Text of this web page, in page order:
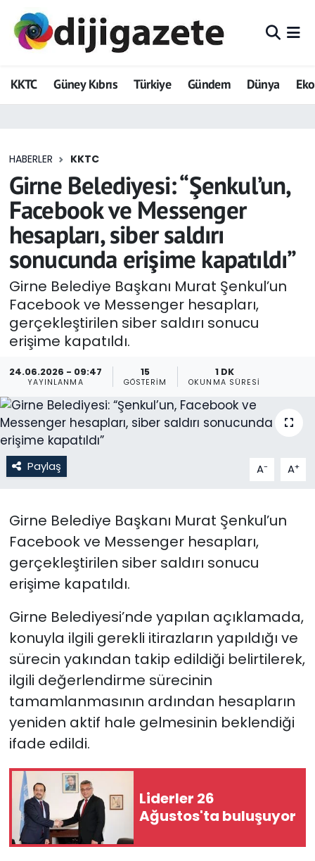
KKTC Güney Kıbrıs Türkiye Gündem Dünya
HABERLER KKTC
Girne Belediyesi: “Şenkul’un,
Facebook ve Messenger
hesapları, siber saldırı
sonucunda erişime kapatıldı”
Girne Belediye Başkanı Murat Şenkul’un
Facebook ve Messenger hesapları,
gerçekleştirilen siber saldırı sonucu
erişime kapatıldı.
24.06.2026 - 09:47
YAYINLANMA
15
GÖSTERIM
1 DK
OKUNMA SÜRESI
Paylaş A- A+
Girne Belediye Başkanı Murat Şenkul’un
Facebook ve Messenger hesapları,
gerçekleştirilen siber saldırı sonucu
erişime kapatıldı.
Girne Belediyesi’nde yapılan açıklamada,
konuyla ilgili gerekli itirazların yapıldığı ve
sürecin yakından takip edildiği belirtilerek,
ilgili değerlendirme sürecinin
tamamlanmasının ardından hesapların
yeniden aktif hale gelmesinin beklendiği
ifade edildi.
Liderler 26
Ağustos'ta buluşuyor
ADVERTORIAL
Dijigazete
Eğitim
Ekonomi
Foto Galeri
GEZİ
Güncel
Gündem
KKTC
KKTC YEREL SEÇİM 2018
Kültür Sanat
Moda
Nöbetçi Eczaneler
Otomobil Dünyası
Politika
SAĞLIK
Spor
Teknoloji
TÜRKiYE
Video Galeri
YAŞAM
Hava Durumu
Trafik Durumu
Tüm Manşetler
Son Dakika Haberleri
Haber Arşivi